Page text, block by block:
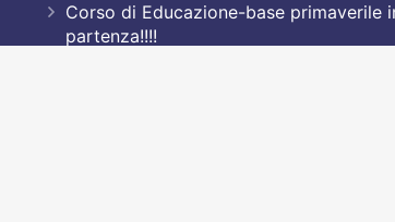
Corso di Educazione-base primaverile
partenza!!!!